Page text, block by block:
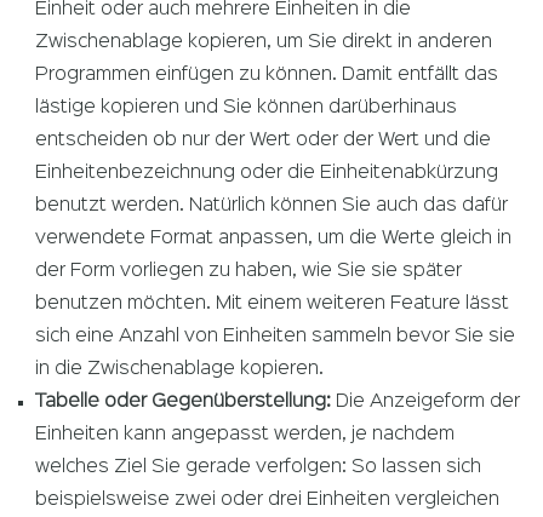
Einheit oder auch mehrere Einheiten in die
Zwischenablage kopieren, um Sie direkt in anderen
Programmen einfügen zu können. Damit entfällt das
lästige kopieren und Sie können darüberhinaus
entscheiden ob nur der Wert oder der Wert und die
Einheitenbezeichnung oder die Einheitenabkürzung
benutzt werden. Natürlich können Sie auch das dafür
verwendete Format anpassen, um die Werte gleich in
der Form vorliegen zu haben, wie Sie sie später
benutzen möchten. Mit einem weiteren Feature lässt
sich eine Anzahl von Einheiten sammeln bevor Sie sie
in die Zwischenablage kopieren.
Tabelle oder Gegenüberstellung: Die Anzeigeform der
Einheiten kann angepasst werden, je nachdem
welches Ziel Sie gerade verfolgen: So lassen sich
beispielsweise zwei oder drei Einheiten vergleichen